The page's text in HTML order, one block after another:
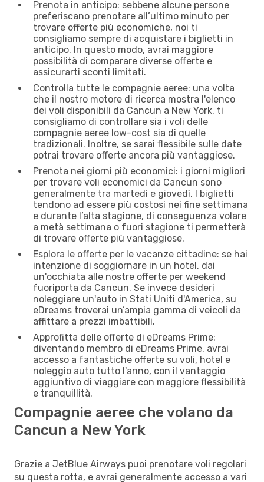
Prenota in anticipo: sebbene alcune persone
preferiscano prenotare all’ultimo minuto per
trovare offerte più economiche, noi ti
consigliamo sempre di acquistare i biglietti in
anticipo. In questo modo, avrai maggiore
possibilità di comparare diverse offerte e
assicurarti sconti limitati.
Controlla tutte le compagnie aeree: una volta
che il nostro motore di ricerca mostra l'elenco
dei voli disponibili da Cancun a New York, ti
consigliamo di controllare sia i voli delle
compagnie aeree low-cost sia di quelle
tradizionali. Inoltre, se sarai flessibile sulle date
potrai trovare offerte ancora più vantaggiose.
Prenota nei giorni più economici: i giorni migliori
per trovare voli economici da Cancun sono
generalmente tra martedì e giovedì. I biglietti
tendono ad essere più costosi nei fine settimana
e durante l’alta stagione, di conseguenza volare
a metà settimana o fuori stagione ti permetterà
di trovare offerte più vantaggiose.
Esplora le offerte per le vacanze cittadine: se hai
intenzione di soggiornare in un hotel, dai
un'occhiata alle nostre offerte per weekend
fuoriporta da Cancun. Se invece desideri
noleggiare un'auto in Stati Uniti d'America, su
eDreams troverai un’ampia gamma di veicoli da
affittare a prezzi imbattibili.
Approfitta delle offerte di eDreams Prime:
diventando membro di eDreams Prime, avrai
accesso a fantastiche offerte su voli, hotel e
noleggio auto tutto l'anno, con il vantaggio
aggiuntivo di viaggiare con maggiore flessibilità
e tranquillità.
Compagnie aeree che volano da
Cancun a New York
Grazie a JetBlue Airways puoi prenotare voli regolari
su questa rotta, e avrai generalmente accesso a vari